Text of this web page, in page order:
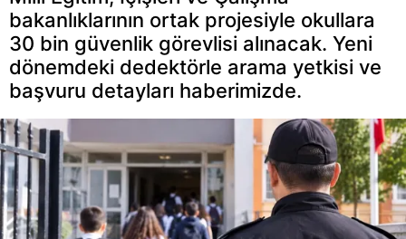
bakanlıklarının ortak projesiyle okullara
30 bin güvenlik görevlisi alınacak. Yeni
dönemdeki dedektörle arama yetkisi ve
başvuru detayları haberimizde.